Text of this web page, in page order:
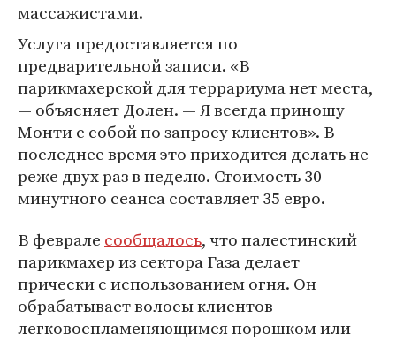
массажистами.
Услуга предоставляется по
предварительной записи. «В
парикмахерской для террариума нет места,
— объясняет Долен. — Я всегда приношу
Монти с собой по запросу клиентов». В
последнее время это приходится делать не
реже двух раз в неделю. Стоимость 30-
минутного сеанса составляет 35 евро.
В феврале сообщалось, что палестинский
парикмахер из сектора Газа делает
прически с использованием огня. Он
обрабатывает волосы клиентов
легковоспламеняющимся порошком или